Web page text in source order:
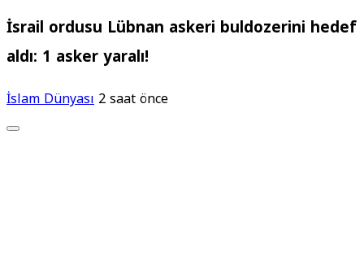
İsrail ordusu Lübnan askeri buldozerini hedef
aldı: 1 asker yaralı!
İslam Dünyası2 saat önce